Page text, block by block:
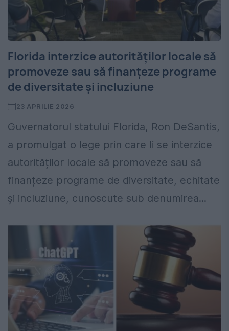
Florida interzice autorităților locale să
promoveze sau să finanțeze programe
de diversitate și incluziune
23 APRILIE 2026
Guvernatorul statului Florida, Ron DeSantis,
a promulgat o lege prin care li se interzice
autorităților locale să promoveze sau să
finanțeze programe de diversitate, echitate
și incluziune, cunoscute sub denumirea...